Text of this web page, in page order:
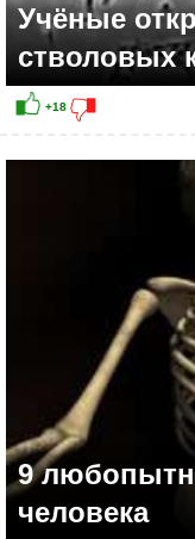
Учёные
стволовых
9
человека